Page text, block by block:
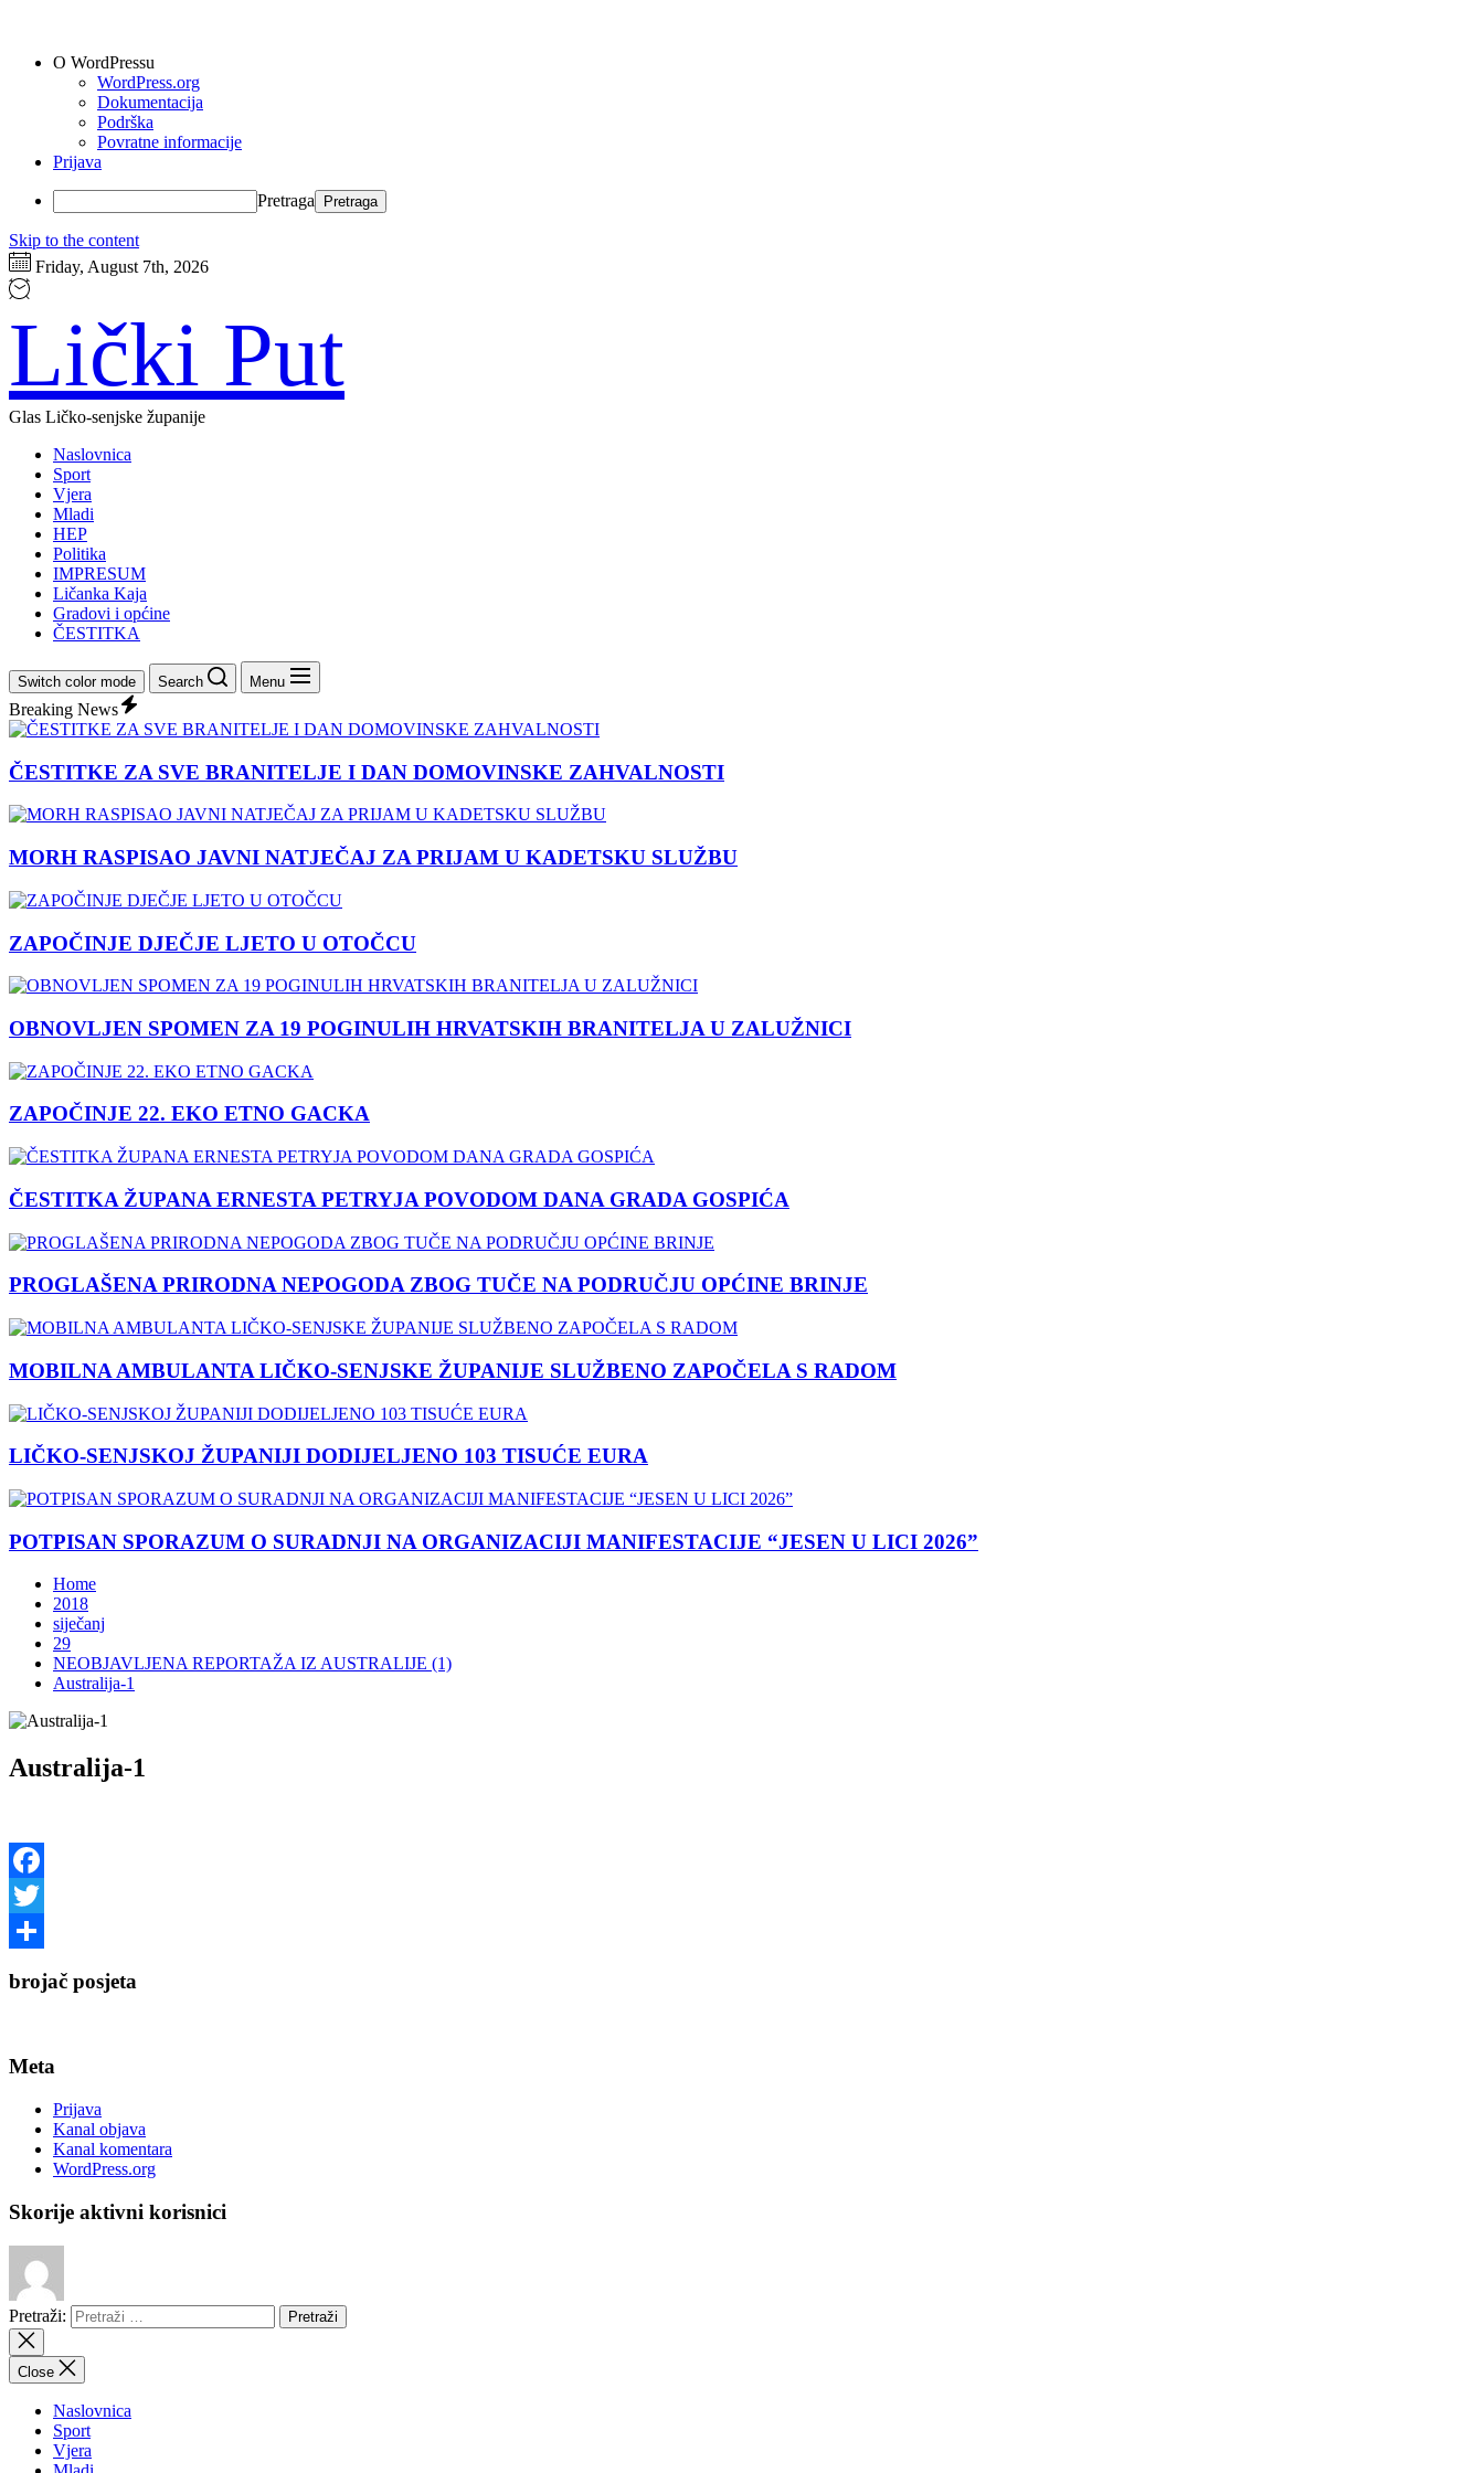
O WordPressu
WordPress.org
Dokumentacija
Podrška
Povratne informacije
Prijava
Pretraga
Skip to the content
Friday, August 7th, 2026
Lički Put
Glas Ličko-senjske županije
Naslovnica
Sport
Vjera
Mladi
HEP
Politika
IMPRESUM
Ličanka Kaja
Gradovi i općine
ČESTITKA
Switch color mode Search Menu
Breaking News
ČESTITKE ZA SVE BRANITELJE I DAN DOMOVINSKE ZAHVALNOSTI
MORH RASPISAO JAVNI NATJEČAJ ZA PRIJAM U KADETSKU SLUŽBU
ZAPOČINJE DJEČJE LJETO U OTOČCU
OBNOVLJEN SPOMEN ZA 19 POGINULIH HRVATSKIH BRANITELJA U ZALUŽNICI
ZAPOČINJE 22. EKO ETNO GACKA
ČESTITKA ŽUPANA ERNESTA PETRYJA POVODOM DANA GRADA GOSPIĆA
PROGLAŠENA PRIRODNA NEPOGODA ZBOG TUČE NA PODRUČJU OPĆINE BRINJE
MOBILNA AMBULANTA LIČKO-SENJSKE ŽUPANIJE SLUŽBENO ZAPOČELA S RADOM
LIČKO-SENJSKOJ ŽUPANIJI DODIJELJENO 103 TISUĆE EURA
POTPISAN SPORAZUM O SURADNJI NA ORGANIZACIJI MANIFESTACIJE “JESEN U LICI 2026”
Home
2018
siječanj
29
NEOBJAVLJENA REPORTAŽA IZ AUSTRALIJE (1)
Australija-1
Australija-1
Facebook
Twitter
brojač posjeta
Meta
Prijava
Kanal objava
Kanal komentara
WordPress.org
Skorije aktivni korisnici
Pretraži:
Close
Naslovnica
Sport
Vjera